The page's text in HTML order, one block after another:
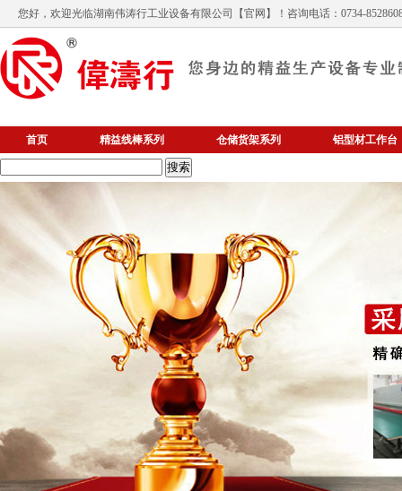
您好，欢迎光临湖南伟涛行工业设备有限公司 【官网】！咨询电话：0734-
首页 精益线棒系列 仓储货架系列 铝型材工作台